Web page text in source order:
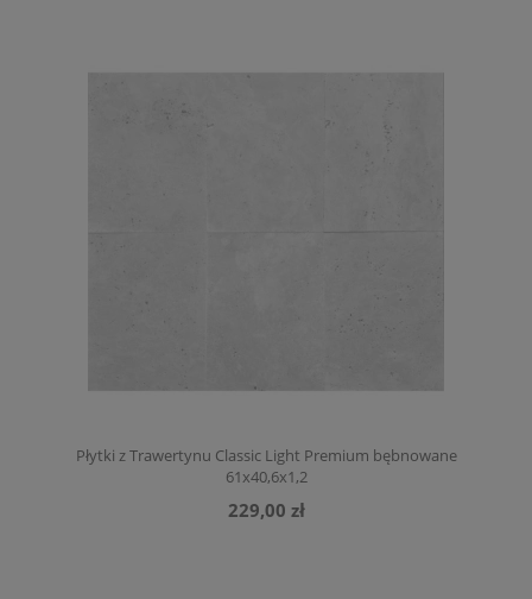
Płytki z Trawertynu Classic Light Premium bębnowane
61x40,6x1,2
229,00 zł